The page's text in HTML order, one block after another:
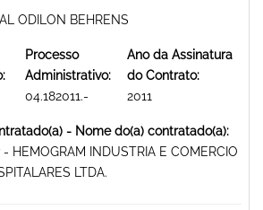
ODILON BEHRENS
Processo
Administrativo:
04.182011.-
Ano da Assinatura
do Contrato:
2011
- Nome do(a) contratado(a):
HEMOGRAM INDUSTRIA E COMERCIO
LTDA.